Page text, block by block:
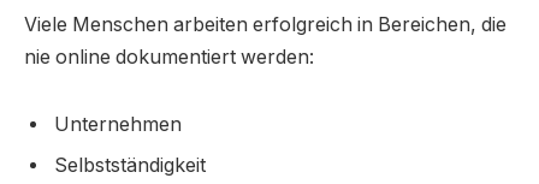
Viele Menschen arbeiten erfolgreich in Bereichen, die
nie online dokumentiert werden:
Unternehmen
Selbstständigkeit